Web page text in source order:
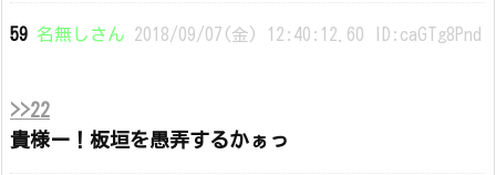
59 名無しさん 2018/09/07(金) 12:40:12.60 ID:caGTg8Pnd
>>22
貴様ー！板垣を愚弄するかぁっ